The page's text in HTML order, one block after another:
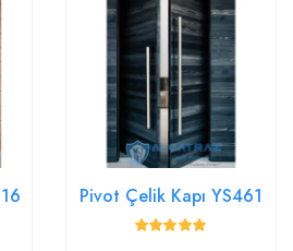
Pivot Çelik Kapı YS461